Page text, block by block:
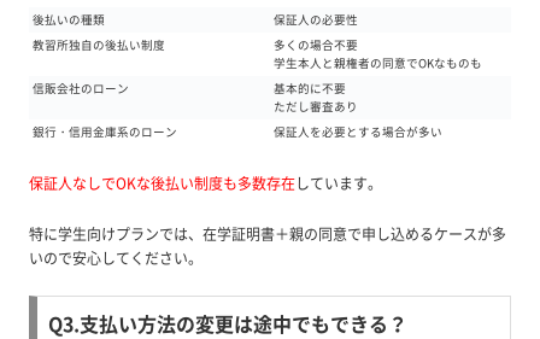
後払いの種類
保証人の必要性
教習所独自の後払い制度
多くの場合不要
学生本人と親権者の同意でOKなものも
信販会社のローン
基本的に不要
ただし審査あり
銀行・信用金庫系のローン
保証人を必要とする場合が多い
保証人なしでOKな後払い制度も多数存在しています。
特に学生向けプランでは、在学証明書＋親の同意で申し込めるケースが多
いので安心してください。
Q3.支払い方法の変更は途中でもできる？